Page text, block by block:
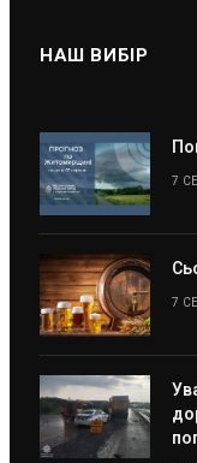
НАШ ВИБІР
7
7